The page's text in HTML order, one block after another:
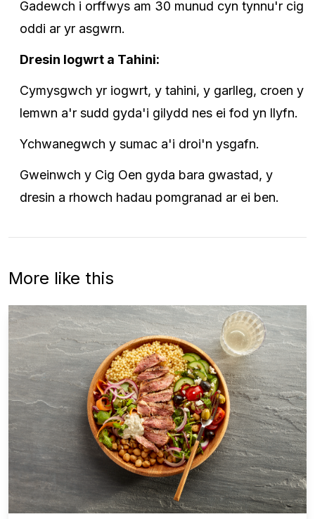
Gadewch i orffwys am 30 munud cyn tynnu'r cig
oddi ar yr asgwrn.
Dresin Iogwrt a Tahini:
Cymysgwch yr iogwrt, y tahini, y garlleg, croen y
lemwn a'r sudd gyda'i gilydd nes ei fod yn llyfn.
Ychwanegwch y sumac a'i droi'n ysgafn.
Gweinwch y Cig Oen gyda bara gwastad, y
dresin a rhowch hadau pomgranad ar ei ben.
More like this